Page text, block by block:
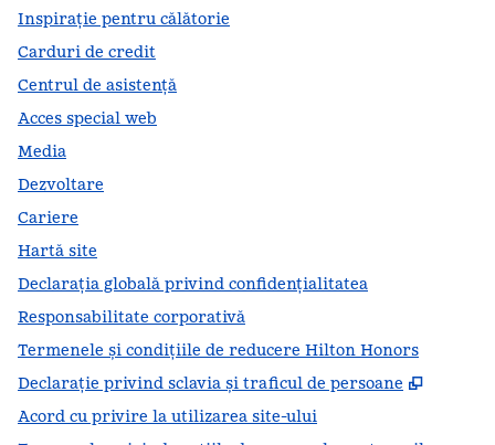
Inspirație pentru călătorie
Carduri de credit
Centrul de asistență
Acces special web
Media
Dezvoltare
Cariere
Hartă site
Declarația globală privind confidenţialitatea
Responsabilitate corporativă
Termenele și condițiile de reducere Hilton Honors
Declarație privind sclavia și traficul de persoane
,
Acord cu privire la utilizarea site-ului